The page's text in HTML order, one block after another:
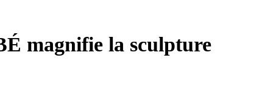
magnifie la sculpture